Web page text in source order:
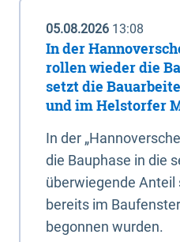
05.08.2026 13:08
In der
rollen wieder die
setzt die
und im Helstorfer
In der
die Bauphase in die
überwiegende Anteil
bereits im
begonnen wurden.